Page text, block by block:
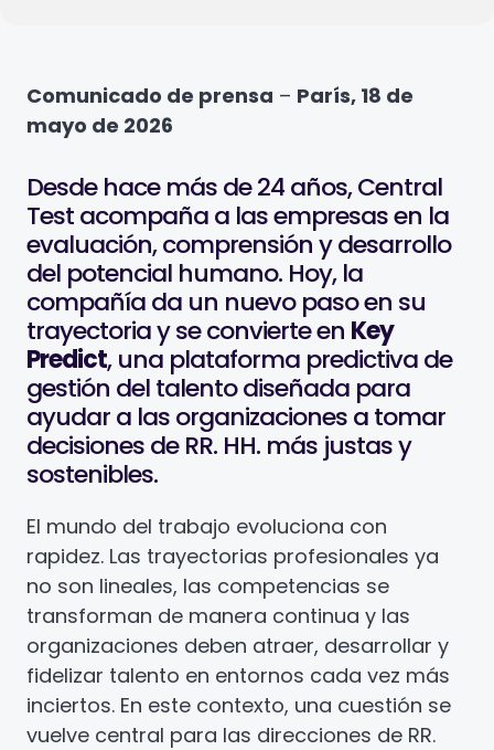
Comunicado de prensa – París, 18 de
mayo de 2026
Desde hace más de 24 años, Central
Test acompaña a las empresas en la
evaluación, comprensión y desarrollo
del potencial humano. Hoy, la
compañía da un nuevo paso en su
trayectoria y se convierte en Key
Predict, una plataforma predictiva de
gestión del talento diseñada para
ayudar a las organizaciones a tomar
decisiones de RR. HH. más justas y
sostenibles.
El mundo del trabajo evoluciona con
rapidez. Las trayectorias profesionales ya
no son lineales, las competencias se
transforman de manera continua y las
organizaciones deben atraer, desarrollar y
fidelizar talento en entornos cada vez más
inciertos. En este contexto, una cuestión se
vuelve central para las direcciones de RR.